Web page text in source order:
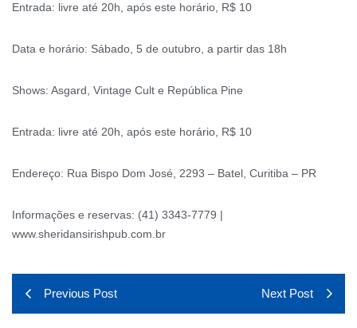
Entrada: livre até 20h, após este horário, R$ 10
Data e horário: Sábado, 5 de outubro, a partir das 18h
Shows: Asgard, Vintage Cult e República Pine
Entrada: livre até 20h, após este horário, R$ 10
Endereço: Rua Bispo Dom José, 2293 – Batel, Curitiba – PR
Informações e reservas: (41) 3343-7779 |
www.sheridansirishpub.com.br
Previous Post Next Post